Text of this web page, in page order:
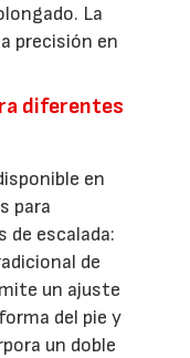
La
precisión en
diferentes
en
para
de escalada:
de
un ajuste
del pie y
un doble